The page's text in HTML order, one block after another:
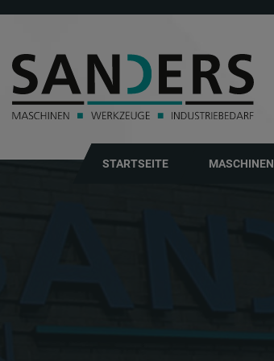
STARTSEITE MASCHINEN